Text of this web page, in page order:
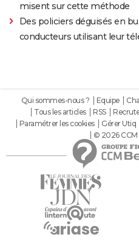
misent sur cette méthode
Des policiers déguisés en
conducteurs utilisant leur
Qui sommes-nous ? Equipe
Tous les articles
RSS
Paramétrer les cookies
Gérer Utiq
© 2026